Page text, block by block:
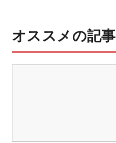
オススメの記事